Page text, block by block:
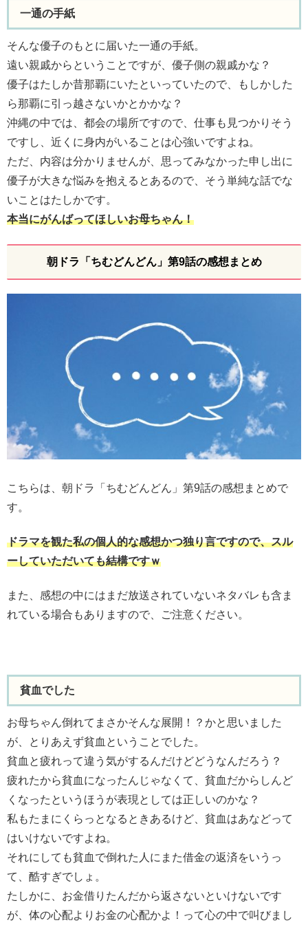
一通の手紙
そんな優子のもとに届いた一通の手紙。
遠い親戚からということですが、優子側の親戚かな？
優子はたしか昔那覇にいたといっていたので、もしかした
ら那覇に引っ越さないかとかかな？
沖縄の中では、都会の場所ですので、仕事も見つかりそう
ですし、近くに身内がいることは心強いですよね。
ただ、内容は分かりませんが、思ってみなかった申し出に
優子が大きな悩みを抱えるとあるので、そう単純な話でな
いことはたしかです。
本当にがんばってほしいお母ちゃん！
朝ドラ「ちむどんどん」第9話の感想まとめ
こちらは、朝ドラ「ちむどんどん」第9話の感想まとめで
す。
ドラマを観た私の個人的な感想かつ独り言ですので、スル
ーしていただいても結構ですｗ
また、感想の中にはまだ放送されていないネタバレも含ま
れている場合もありますので、ご注意ください。
貧血でした
お母ちゃん倒れてまさかそんな展開！？かと思いました
が、とりあえず貧血ということでした。
貧血と疲れって違う気がするんだけどどうなんだろう？
疲れたから貧血になったんじゃなくて、貧血だからしんど
くなったというほうが表現としては正しいのかな？
私もたまにくらっとなるときあるけど、貧血はあなどって
はいけないですよね。
それにしても貧血で倒れた人にまた借金の返済をいうっ
て、酷すぎでしょ。
たしかに、お金借りたんだから返さないといけないです
が、体の心配よりお金の心配かよ！って心の中で叫びまし